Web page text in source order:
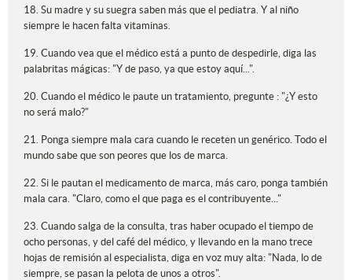
18. Su madre y su suegra saben más que el pediatra. Y al niño
siempre le hacen falta vitaminas.
19. Cuando vea que el médico está a punto de despedirle, diga las
palabritas mágicas: "Y de paso, ya que estoy aquí...".
20. Cuando el médico le paute un tratamiento, pregunte : "¿Y esto
no será malo?"
21. Ponga siempre mala cara cuando le receten un genérico. Todo el
mundo sabe que son peores que los de marca.
22. Si le pautan el medicamento de marca, más caro, ponga también
mala cara. "Claro, como el que paga es el contribuyente..."
23. Cuando salga de la consulta, tras haber ocupado el tiempo de
ocho personas, y del café del médico, y llevando en la mano trece
hojas de remisión al especialista, diga en voz muy alta: "Nada, lo de
siempre, se pasan la pelota de unos a otros".